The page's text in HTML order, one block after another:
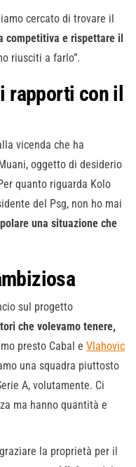
cercato di trovare il
competitiva e rispettare il
riusciti a farlo”.
rapporti con il
vicenda che ha
oggetto di desiderio
quanto riguarda Kolo
del Psg, non ho mai
una situazione che
sul progetto
che volevamo tenere,
presto Cabal e Vlahovic
una squadra piuttosto
A, volutamente. Ci
ma hanno quantità e
la proprietà per il